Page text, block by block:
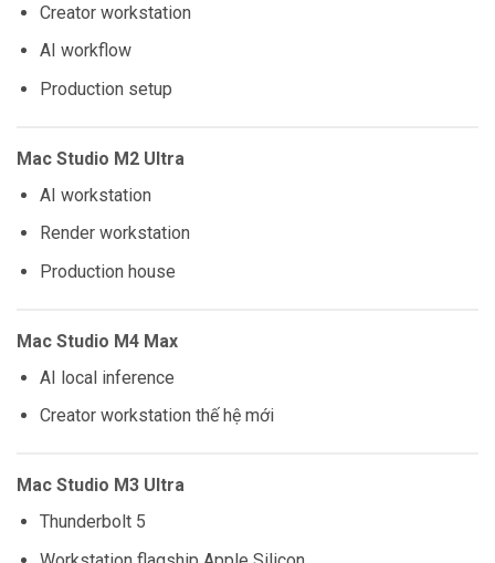
Creator workstation
AI workflow
Production setup
Mac Studio M2 Ultra
AI workstation
Render workstation
Production house
Mac Studio M4 Max
AI local inference
Creator workstation thế hệ mới
Mac Studio M3 Ultra
Thunderbolt 5